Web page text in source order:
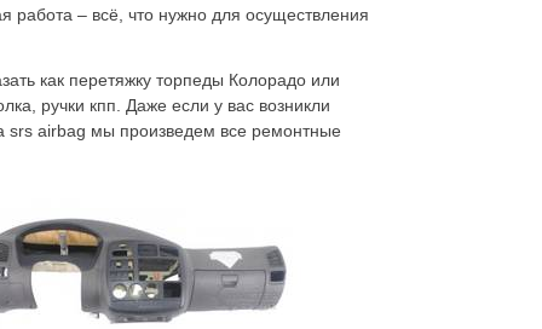
– всё, что нужно для осуществления
как перетяжку торпеды Колорадо или
ручки кпп. Даже если у вас возникли
srs airbag мы произведем все ремонтные